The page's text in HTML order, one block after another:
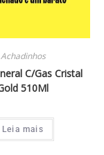
Achadinhos
C/Gas Cristal
510Ml
Leia mais